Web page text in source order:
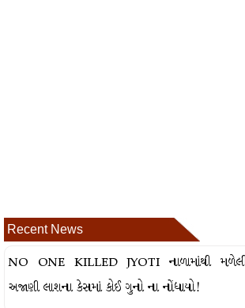
Recent News
NO ONE KILLED JYOTI નાળામાંથી
અજાણી લાશના કેસમાં કોઈ ગુનો ના નોંધાયો!